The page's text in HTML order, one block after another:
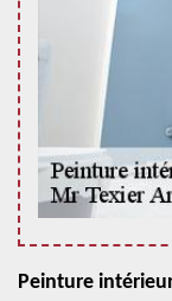
Peinture